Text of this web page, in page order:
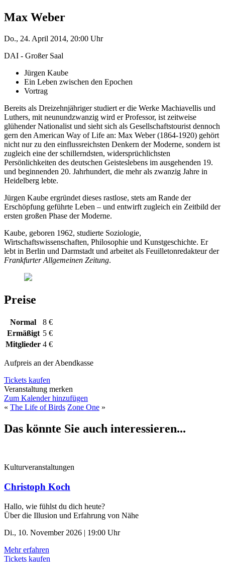
Max Weber
Do., 24. April 2014, 20:00 Uhr
DAI - Großer Saal
Jürgen Kaube
Ein Leben zwischen den Epochen
Vortrag
Bereits als Dreizehnjähriger studiert er die Werke Machiavellis und
Luthers, mit neunundzwanzig wird er Professor, ist zeitweise
glühender Nationalist und sieht sich als Gesellschaftstourist dennoch
gern den American Way of Life an: Max Weber (1864-1920) gehört
nicht nur zu den einflussreichsten Denkern der Moderne, sondern ist
zugleich eine der schillerndsten, widersprüchlichsten
Persönlichkeiten des deutschen Geisteslebens im ausgehenden 19.
und beginnenden 20. Jahrhundert, die mehr als zwanzig Jahre in
Heidelberg lebte.
Jürgen Kaube ergründet dieses rastlose, stets am Rande der
Erschöpfung geführte Leben – und entwirft zugleich ein Zeitbild der
ersten großen Phase der Moderne.
Kaube, geboren 1962, studierte Soziologie,
Wirtschaftswissenschaften, Philosophie und Kunstgeschichte. Er
lebt in Berlin und Darmstadt und arbeitet als Feuilletonredakteur der
Frankfurter Allgemeinen Zeitung.
Preise
Normal
8 €
Ermäßigt 5 €
Mitglieder 4 €
Aufpreis an der Abendkasse
Tickets kaufen
Veranstaltung merken
Zum Kalender hinzufügen
« The Life of Birds Zone One »
Das könnte Sie auch interessieren...
Kulturveranstaltungen
Christoph Koch
Hallo, wie fühlst du dich heute?
Über die Illusion und Erfahrung von Nähe
Di., 10. November 2026 | 19:00 Uhr
Mehr erfahren
Tickets kaufen